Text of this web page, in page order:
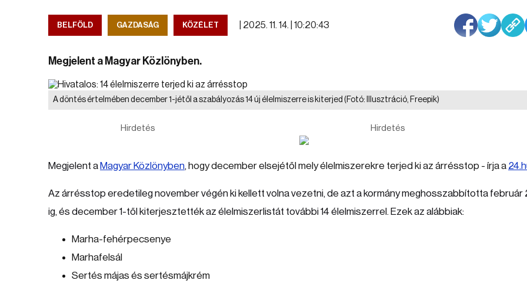
BELFÖLD GAZDASÁG KÖZÉLET 2025. 11. 14. | 10:20:43
Megjelent a Magyar Közlönyben.
A döntés értelmében december 1-jétől a szabályozás 14 új élelmiszerre is kiterjed (Fotó: Illusztráció, Freepik)
Hirdetés Hirdetés
Megjelent a Magyar Közlönyben, hogy december elsejétől mely élelmiszerekre terjed ki az árrésstop - írja a
Az árrésstop eredetileg november végén ki kellett volna vezetni, de azt a kormány meghosszabbította február
ig, és december 1-től kiterjesztették az élelmiszerlistát további 14 élelmiszerrel. Ezek az alábbiak:
Marha-fehérpecsenye
Marhafelsál
Sertés májas és sertésmájkrém